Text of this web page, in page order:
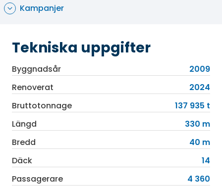
Kampanjer
Tekniska uppgifter
Byggnadsår
2009
Renoverat
2024
Bruttotonnage
137 935 t
Längd
330 m
Bredd
40 m
Däck
14
Passagerare
4 360